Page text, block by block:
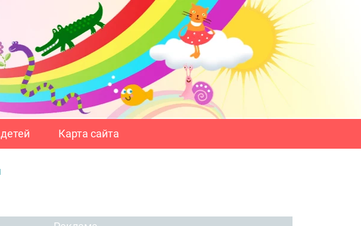
Карта сайта